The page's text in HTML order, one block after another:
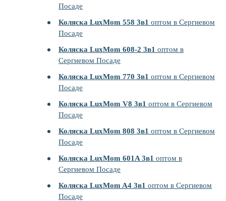
Посаде
Коляска LuxMom 558 3в1 оптом в Сергиевом
Посаде
Коляска LuxMom 608-2 3в1 оптом в
Сергиевом Посаде
Коляска LuxMom 770 3в1 оптом в Сергиевом
Посаде
Коляска LuxMom V8 3в1 оптом в Сергиевом
Посаде
Коляска LuxMom 808 3в1 оптом в Сергиевом
Посаде
Коляска LuxMom 601A 3в1 оптом в
Сергиевом Посаде
Коляска LuxMom A4 3в1 оптом в Сергиевом
Посаде